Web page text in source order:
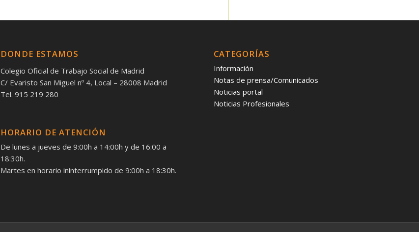
DONDE ESTAMOS
Colegio Oficial de Trabajo Social de Madrid
C/ Evaristo San Miguel nº 4, Local – 28008 Madrid
Tel. 915 219 280
HORARIO DE ATENCIÓN
De lunes a jueves de 9:00h a 14:00h y de 16:00 a
18:30h.
Martes en horario ininterrumpido de 9:00h a 18:30h.
CATEGORÍAS
Información
Notas de prensa/Comunicados
Noticias portal
Noticias Profesionales